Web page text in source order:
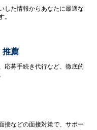
した情報からあなたに最適な
。
推薦
応募手続き代行など、徹底的
接などの面接対策で、サポー